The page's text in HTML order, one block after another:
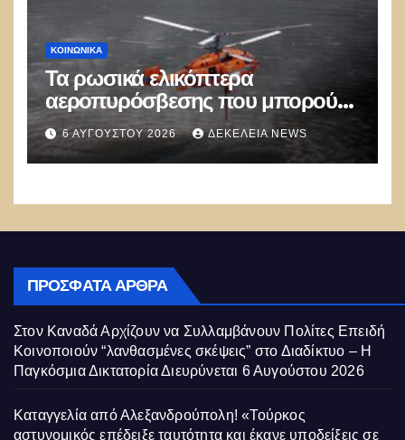
ΚΟΙΝΩΝΙΚΑ
Τα ρωσικά ελικόπτερα
αεροπυρόσβεσης που μπορούν
να ρίχνουν 5 τόνους νερού με 8
μποφόρ
6 ΑΥΓΟΎΣΤΟΥ 2026 ΔΕΚΈΛΕΙΑ NEWS
ΠΡΌΣΦΑΤΑ ΆΡΘΡΑ
Στον Καναδά Αρχίζουν να Συλλαμβάνουν Πολίτες Επειδή
Κοινοποιούν “λανθασμένες σκέψεις” στο Διαδίκτυο – Η
Παγκόσμια Δικτατορία Διευρύνεται 6 Αυγούστου 2026
Καταγγελία από Αλεξανδρούπολη! «Τούρκος
αστυνομικός επέδειξε ταυτότητα και έκανε υποδείξεις σε